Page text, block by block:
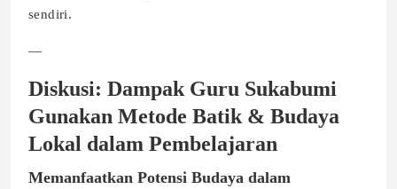
sendiri.
—
Diskusi: Dampak Guru Sukabumi
Gunakan Metode Batik & Budaya
Lokal dalam Pembelajaran
Memanfaatkan Potensi Budaya dalam